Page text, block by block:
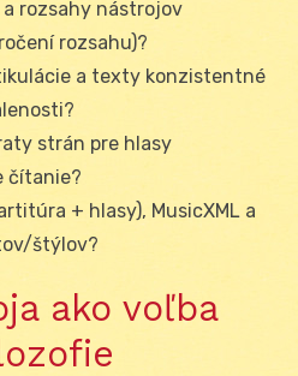
rozsahy nástrojov
rozsahu)?
a texty konzistentné
strán pre hlasy
čítanie?
+ hlasy), MusicXML a
štýlov?
ako voľba